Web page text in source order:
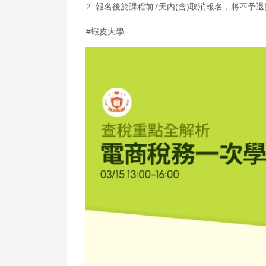
2. 報名後於課程前7天內(含)取消報名，將不予退
#蝦皮大學